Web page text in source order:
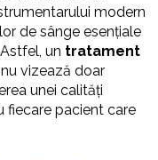
modern
de sânge esențiale
un tratament
vizează doar
unei calități
fiecare pacient care